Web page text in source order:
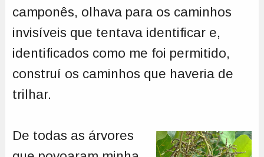
camponês, olhava para os caminhos
invisíveis que tentava identificar e,
identificados como me foi permitido,
construí os caminhos que haveria de
trilhar.
De todas as árvores